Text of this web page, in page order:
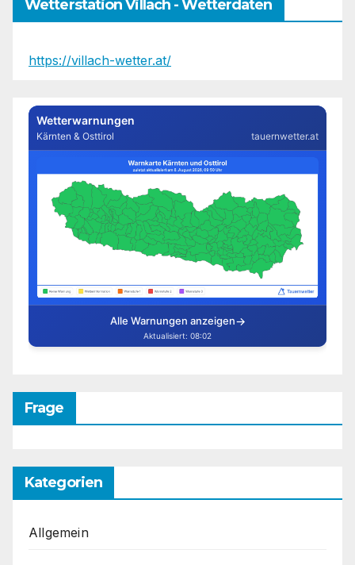
Wetterstation Villach - Wetterdaten
https://villach-wetter.at/
Frage
Kategorien
Allgemein